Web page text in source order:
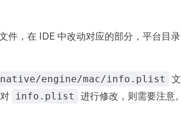
件，在 IDE 中改动对应的部分，平台目录
native/engine/mac/info.plist
文
info.plist 进行修改，则需要注意。